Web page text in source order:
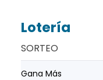
Lotería
SORTEO
Gana Más